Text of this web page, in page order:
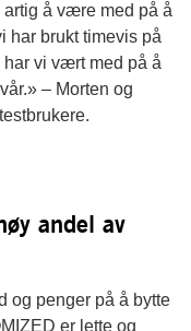
å være med på å
har brukt timevis på
har vi vært med på å
– Morten og
andel av
og penger på å bytte
er lette og